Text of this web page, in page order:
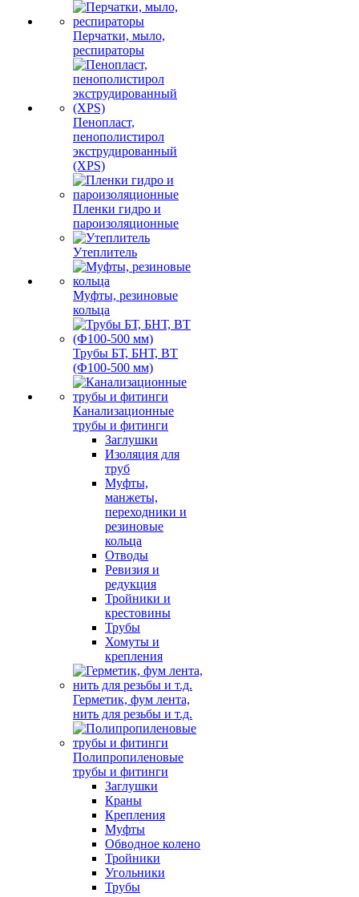
Перчатки, мыло,
респираторы
Пенопласт,
пенополистирол
экструдированный
(XPS)
Пленки гидро и
пароизоляционные
Утеплитель
Муфты, резиновые
кольца
Трубы БТ, БНТ, ВТ
(Ф100-500 мм)
Канализационные
трубы и фитинги
Заглушки
Изоляция для
труб
Муфты,
манжеты,
переходники и
резиновые
кольца
Отводы
Ревизия и
редукция
Тройники и
крестовины
Трубы
Хомуты и
крепления
Герметик, фум лента,
нить для резьбы и т.д.
Полипропиленовые
трубы и фитинги
Заглушки
Краны
Крепления
Муфты
Обводное колено
Тройники
Угольники
Трубы